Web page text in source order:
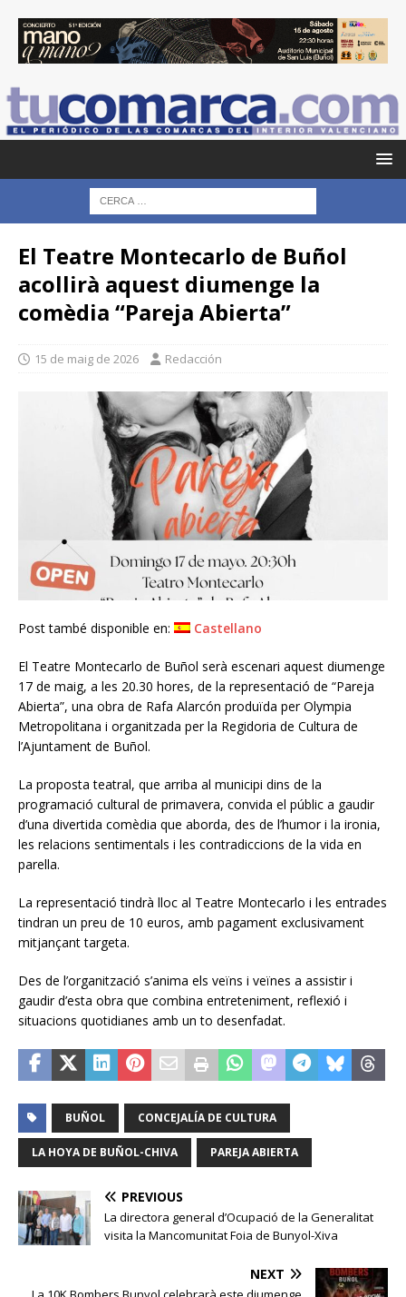
El Teatre Montecarlo de Buñol
acollirà aquest diumenge la
comèdia “Pareja Abierta”
15 de maig de 2026 Redacción
Post també disponible en: Castellano
El Teatre Montecarlo de Buñol serà escenari aquest diumenge
17 de maig, a les 20.30 hores, de la representació de “Pareja
Abierta”, una obra de Rafa Alarcón produïda per Olympia
Metropolitana i organitzada per la Regidoria de Cultura de
l’Ajuntament de Buñol.
La proposta teatral, que arriba al municipi dins de la
programació cultural de primavera, convida el públic a gaudir
d’una divertida comèdia que aborda, des de l’humor i la ironia,
les relacions sentimentals i les contradiccions de la vida en
parella.
La representació tindrà lloc al Teatre Montecarlo i les entrades
tindran un preu de 10 euros, amb pagament exclusivament
mitjançant targeta.
Des de l’organització s’anima els veïns i veïnes a assistir i
gaudir d’esta obra que combina entreteniment, reflexió i
situacions quotidianes amb un to desenfadat.
BUÑOL CONCEJALÍA DE CULTURA
LA HOYA DE BUÑOL-CHIVA PAREJA ABIERTA
PREVIOUS
La directora general d’Ocupació de la Generalitat
visita la Mancomunitat Foia de Bunyol-Xiva
NEXT